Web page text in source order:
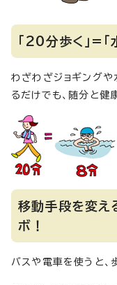
「20分歩く」=
わざわざジョギングや
るだけでも、随分と健
移動手段を変え
ボ！
バスや電車を使うと、